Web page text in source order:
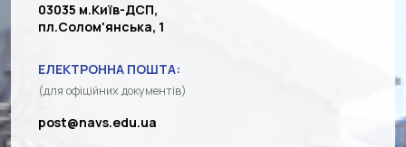
03035 м.Київ-ДСП,
пл.Солом'янська, 1
ЕЛЕКТРОННА ПОШТА:
(для офіційних документів)
post@navs.edu.ua